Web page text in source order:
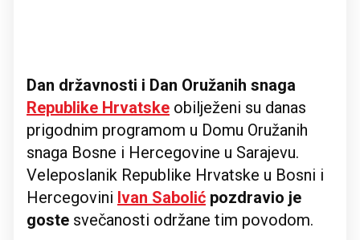
Dan državnosti i Dan Oružanih snaga
Republike Hrvatske obilježeni su danas
prigodnim programom u Domu Oružanih
snaga Bosne i Hercegovine u Sarajevu.
Veleposlanik Republike Hrvatske u Bosni i
Hercegovini Ivan Sabolić pozdravio je
goste svečanosti održane tim povodom.